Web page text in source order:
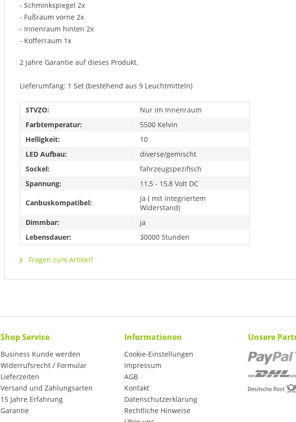
- Schminkspiegel 2x
- Fußraum vorne 2x
- Innenraum hinten 2x
- Kofferraum 1x
2 Jahre Garantie auf dieses Produkt.
Lieferumfang: 1 Set (bestehend aus 9 Leuchtmitteln)
STVZO:
Nur im Innenraum
Farbtemperatur:
5500 Kelvin
Helligkeit:
10
LED Aufbau:
diverse/gemischt
Sockel:
fahrzeugspezifisch
Spannung:
11,5 - 15,8 Volt DC
Canbuskompatibel:
ja ( mit integriertem
Widerstand)
Dimmbar:
ja
Lebensdauer:
30000 Stunden
Fragen zum Artikel?
Shop Service
Business Kunde werden
Widerrufsrecht / Formular
Lieferzeiten
Versand und Zahlungsarten
15 Jahre Erfahrung
Garantie
Informationen
Cookie-Einstellungen
Impressum
AGB
Kontakt
Datenschutzerklärung
Rechtliche Hinweise
Unsere